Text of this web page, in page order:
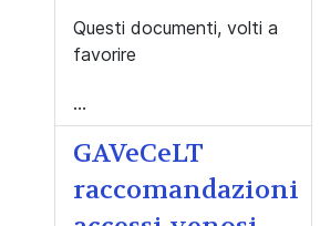
Questi documenti, volti a
favorire
...
GAVeCeLT
raccomandazioni